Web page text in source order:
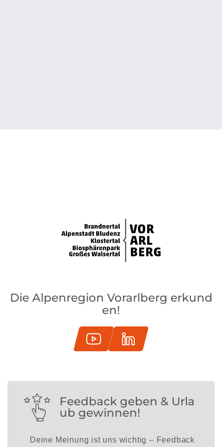
Die Alpenregion Vorarlberg erkund
en!
Feedback geben & Urla
ub gewinnen!
Deine Meinung ist uns wichtig – Feedback